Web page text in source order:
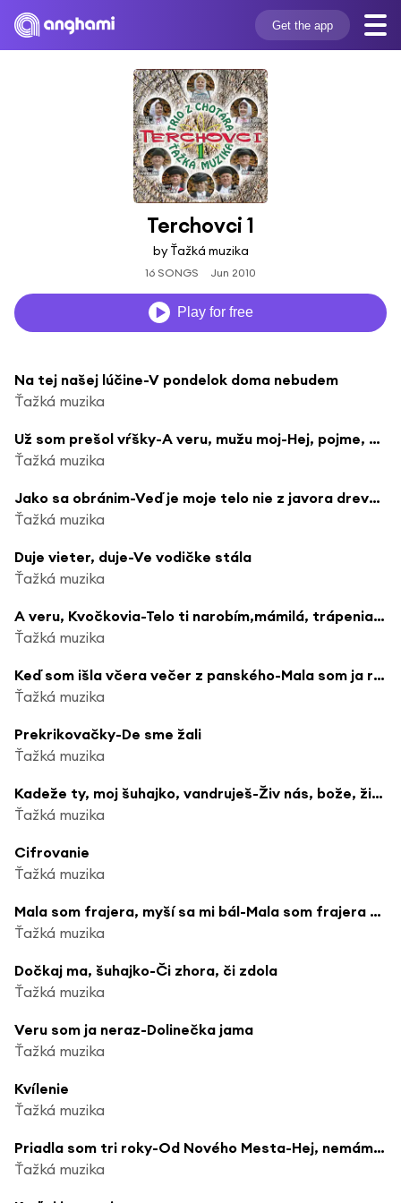
Get the app
Terchovci 1
by Ťažká muzika
16 SONGS Jun 2010
Play for free
Na tej našej lúčine-V pondelok doma nebudem
Ťažká muzika
Už som prešol vŕšky-A veru, mužu moj-Hej, pojme, milý, pojme číčkať
Ťažká muzika
Jako sa obránim-Veď je moje telo nie z javora drevo-Mal som ja revolver
Ťažká muzika
Duje vieter, duje-Ve vodičke stála
Ťažká muzika
A veru, Kvočkovia-Telo ti narobím,mámilá, trápenia-De si sa podela-Boleli ma nohy
Ťažká muzika
Keď som išla včera večer z panského-Mala som ja rukávce
Ťažká muzika
Prekrikovačky-De sme žali
Ťažká muzika
Kadeže ty, moj šuhajko, vandruješ-Živ nás, bože, živ nás
Ťažká muzika
Cifrovanie
Ťažká muzika
Mala som frajera, myší sa mi bál-Mala som frajera hodinára
Ťažká muzika
Dočkaj ma, šuhajko-Či zhora, či zdola
Ťažká muzika
Veru som ja neraz-Dolinečka jama
Ťažká muzika
Kvílenie
Ťažká muzika
Priadla som tri roky-Od Nového Mesta-Hej, nemám, nemám, de by vzala
Ťažká muzika